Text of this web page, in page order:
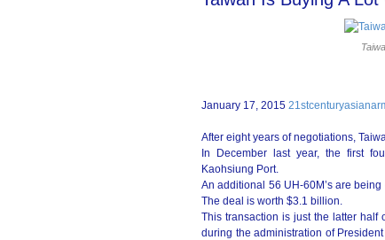
January 17, 2015
After eight years of negotiations,
In December last year, the first
Kaohsiung Port.
An additional 56 UH-60M’s are
The deal is worth $3.1 billion.
This transaction is just the latter
during the administration of